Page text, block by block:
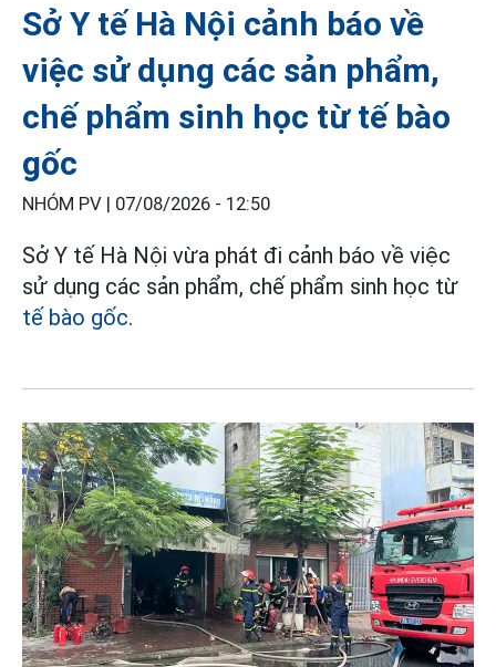
Sở Y tế Hà Nội cảnh báo về
việc sử dụng các sản phẩm,
chế phẩm sinh học từ tế bào
gốc
NHÓM PV | 07/08/2026 - 12:50
Sở Y tế Hà Nội vừa phát đi cảnh báo về việc
sử dụng các sản phẩm, chế phẩm sinh học từ
tế bào gốc.